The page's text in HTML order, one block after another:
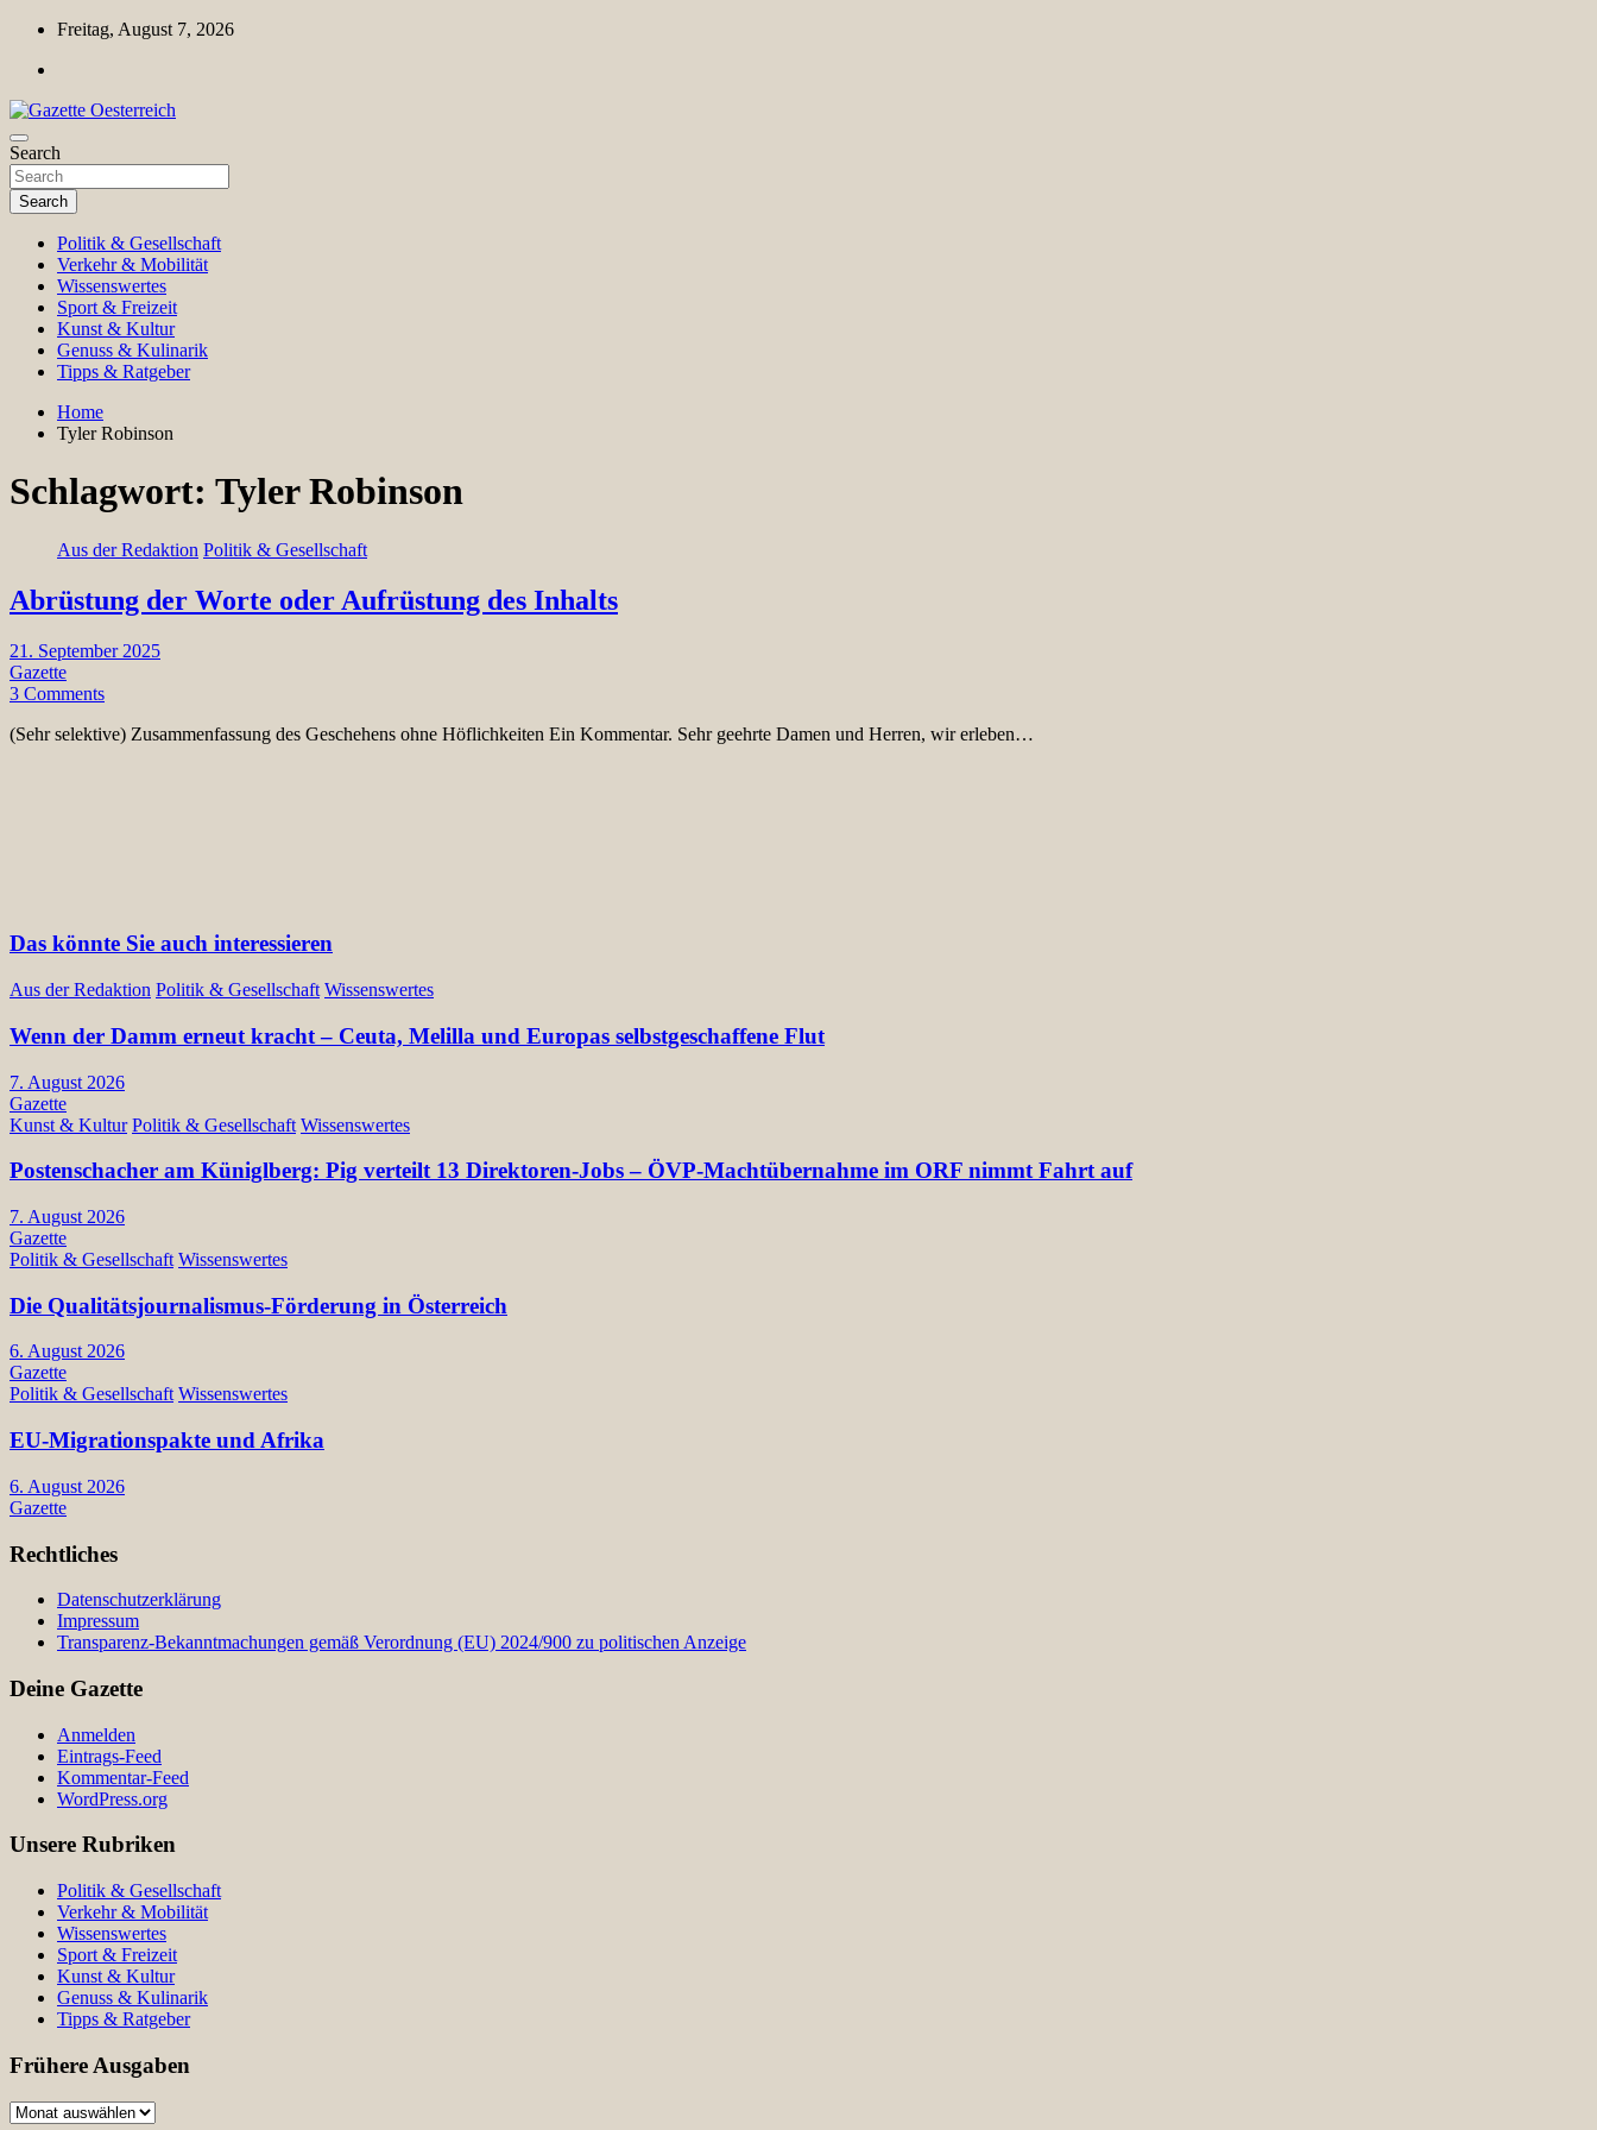
Skip
content
Freitag, August 7, 2026
Gazette Oesterreich
Magazin für Freizeit, Politik, Kultur & Wissenschaft
Search
Search
Politik & Gesellschaft
Verkehr & Mobilität
Wissenswertes
Sport & Freizeit
Kunst & Kultur
Genuss & Kulinarik
Tipps & Ratgeber
Home
Tyler Robinson
Schlagwort: Tyler Robinson
Aus der Redaktion Politik & Gesellschaft
Abrüstung der Worte oder Aufrüstung des Inhalts
21. September 2025
Gazette
3 Comments
(Sehr selektive) Zusammenfassung des Geschehens ohne Höflichkeiten Ein Kommentar. Sehr geehrte Damen und Herren, wir erleben…
Das könnte Sie auch interessieren
Aus der Redaktion Politik & Gesellschaft Wissenswertes
Wenn der Damm erneut kracht – Ceuta, Melilla und Europas selbstgeschaffene Flut
7. August 2026
Gazette
Kunst & Kultur Politik & Gesellschaft Wissenswertes
Postenschacher am Küniglberg: Pig verteilt 13 Direktoren-Jobs – ÖVP-Machtübernahme im ORF nimmt Fahrt auf
7. August 2026
Gazette
Politik & Gesellschaft Wissenswertes
Die Qualitätsjournalismus-Förderung in Österreich
6. August 2026
Gazette
Politik & Gesellschaft Wissenswertes
EU-Migrationspakte und Afrika
6. August 2026
Gazette
Rechtliches
Datenschutzerklärung
Impressum
Transparenz-Bekanntmachungen gemäß Verordnung (EU) 2024/900 zu politischen Anzeige
Deine Gazette
Anmelden
Eintrags-Feed
Kommentar-Feed
WordPress.org
Unsere Rubriken
Politik & Gesellschaft
Verkehr & Mobilität
Wissenswertes
Sport & Freizeit
Kunst & Kultur
Genuss & Kulinarik
Tipps & Ratgeber
Frühere Ausgaben
Frühere